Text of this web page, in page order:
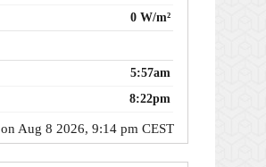
0 W/m²
5:57am
8:22pm
Aug 8 2026, 9:14 pm CEST